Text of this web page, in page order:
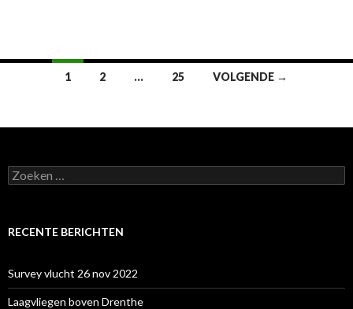
Berichtennavigatie
1 2 … 25 VOLGENDE →
Zoeken
naar:
RECENTE BERICHTEN
Survey vlucht 26 nov 2022
Laagvliegen boven Drenthe